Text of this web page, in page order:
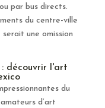
par bus directs.
du centre-ville
une omission
découvrir l'art
du
d’art